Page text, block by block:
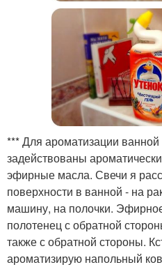
*** Для ароматизации
задействованы
эфирные масла. Свечи я
поверхности в ванной - на
машину, на полочки.
полотенец с обратной
также с обратной стороны.
ароматизирую напольный